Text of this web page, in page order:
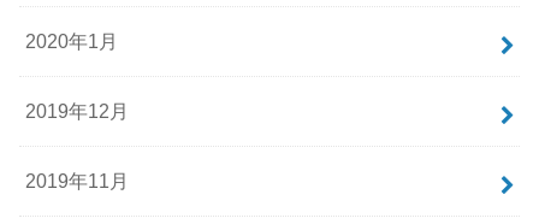
2020年1月
2019年12月
2019年11月